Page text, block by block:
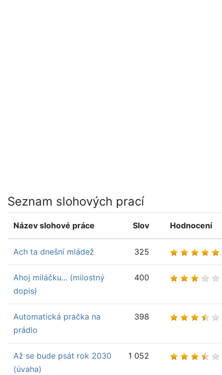
Seznam slohových prací
Název slohové práce Slov Hodnocení
Ach ta dnešní mládež 325
Ahoj miláčku... (milostný
dopis)
400
Automatická pračka na
prádlo
398
Až se bude psát rok 2030
(úvaha)
1 052